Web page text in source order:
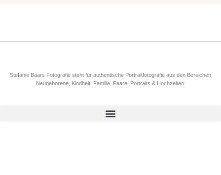
Stefanie Baars Fotografie steht für authentische Portraitfotografie aus den Bereichen
Neugeborene, Kindheit, Familie, Paare, Portraits & Hochzeiten.